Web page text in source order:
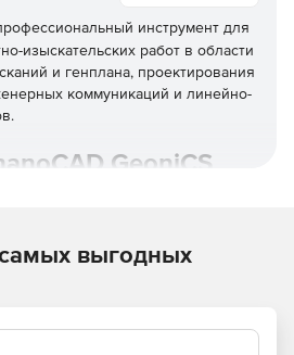
инструмент для
изыскательских работ в области
и генплана, проектирования
коммуникаций и линейно-
GeoniCS
генеральных планов
самых выгодных